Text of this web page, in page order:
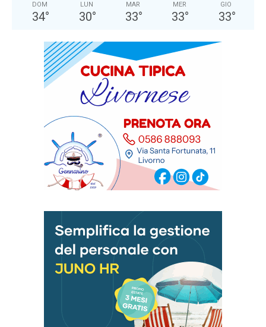
DOM
34°
LUN
30°
MAR
33°
MER
33°
GIO
33°